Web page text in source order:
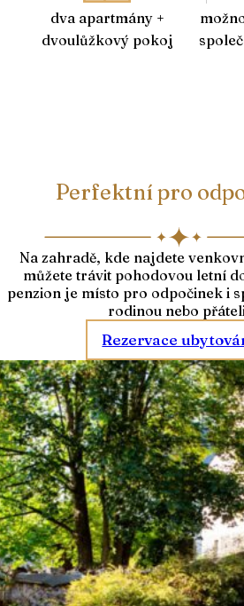
dva apartmány +
dvoulůžkový pokoj
Perfektní pro
Na zahradě, kde najdete
můžete trávit pohodovou letní
penzion je místo pro odpočinek i
rodinou nebo
Rezervace